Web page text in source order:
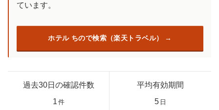
ています。
ホテル ちので検索（楽天トラベル）
過去30日の確認件数
1 件
平均有効期間
5 日